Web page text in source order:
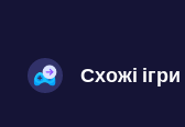
Схожі ігри